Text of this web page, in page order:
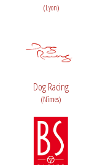
(Lyon)
Dog Racing
(Nîmes)